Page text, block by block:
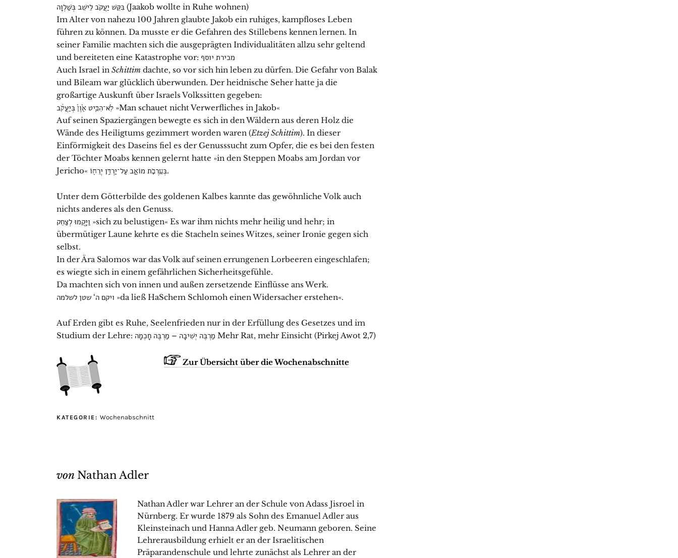
בִּקֵּשׁ יַעֲקֹב לֵישֵׁב בְּשַׁלְוָה (Jaakob wollte in Ruhe wohnen)
Im Alter von nahezu 100 Jahren glaubte Jakob ein ruhiges, kampfloses Leben
führen zu können. Da musste er die Gefahren des Stillebens kennen lernen. In
seiner Familie machten sich die ausgeprägten Individualitäten allzu sehr geltend
und bereiteten eine Katastrophe vor: מכירת יוסף
Auch Israel in Schittim dachte, so vor sich hin leben zu dürfen. Die Gefahr von Balak
und Bileam war glücklich überwunden. Der heidnische Seher hatte ja die
großartige Auskunft über Israels Volkssitten gegeben:
לֹֽא־הִבִּ֥יט אָ֙וֶן֙ בְּיַעֲקֹ֔ב »Man schauet nicht Verwerfliches in Jakob«
Auf seinen Spaziergängen bewegte es sich in den Wäldern aus deren Holz die
Wände des Heiligtums gezimmert worden waren (Etzej Schittim). In dieser
Einförmigkeit des Daseins fiel es der Genusssucht zum Opfer, die es bei den festen
der Töchter Moabs kennen gelernt hatte »in den Steppen Moabs am Jordan vor
Jericho« בְּעַֽרְבֹ֣ת מוֹאָ֑ב עַל־יַרְדֵּ֥ן יְרֵח֖וֹ.
Unter dem Götterbilde des goldenen Kalbes kannte das gewöhnliche Volk auch
nichts anderes als den Genuss.
וַיָּקֻמוּ לְצַחֵק »sich zu belustigen« Es war ihm nichts mehr heilig und hehr; in
übermütiger Laune kehrte es die Stacheln seines Witzes, seiner Ironie gegen sich
selbst.
In der Ära Salomos war das Volk auf seinen errungenen Lorbeeren eingeschlafen;
es wiegte sich in einem gefährlichen Sicherheitsgefühle.
Da machten sich von innen und außen zersetzende Einflüsse ans Werk.
ויקם ה‘ שטן לשלמה »da ließ HaSchem Schlomoh einen Widersacher erstehen«.
Auf Erden gibt es Ruhe, Seelenfrieden nur in der Erfüllung des Gesetzes und im
Studium der Lehre: מַרְבֶּה יְשִׁיבָה – מַרְבֶּה חָכְמָה Mehr Rat, mehr Einsicht (Pirkej Awot 2,7)
Zur Übersicht über die Wochenabschnitte
KATEGORIE: Wochenabschnitt
von Nathan Adler
Nathan Adler war Lehrer an der Schule von Adass Jisroel in
Nürnberg. Er wurde 1879 als Sohn des Emanuel Adler aus
Kleinsteinach und Hanna Adler geb. Neumann geboren. Seine
Lehrerausbildung erhielt er an der Israelitischen
Präparandenschule und lehrte zunächst als Lehrer an der